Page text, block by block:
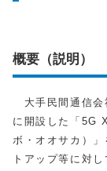
概要（説明）
大手民間通信会
に開設した「5G
ボ・オオサカ）
トアップ等に対